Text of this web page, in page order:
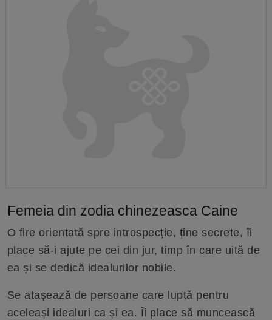
Femeia din zodia chinezeasca Caine
O fire orientată spre introspecție, ține secrete, îi
place să-i ajute pe cei din jur, timp în care uită de
ea și se dedică idealurilor nobile.
Se atașează de persoane care luptă pentru
aceleași idealuri ca și ea. Îi place să muncească